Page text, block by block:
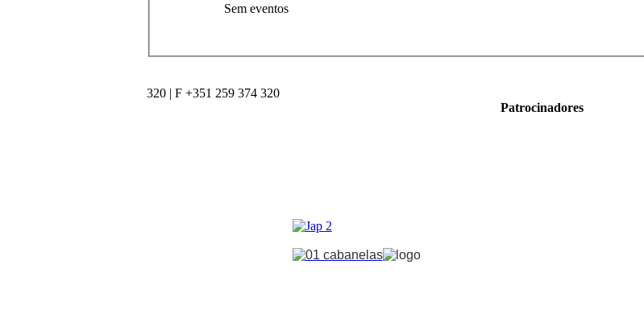
Sem eventos
Patrocinadores
320 | F +351 259 374 320